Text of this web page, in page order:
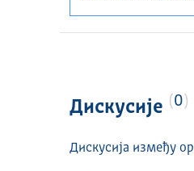
Дискусије 0
Дискусија између